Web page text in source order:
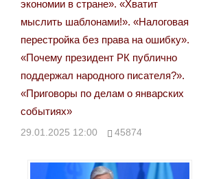
экономии в стране». «Хватит
мыслить шаблонами!». «Налоговая
перестройка без права на ошибку».
«Почему президент РК публично
поддержал народного писателя?».
«Приговоры по делам о январских
событиях»
29.01.2025 12:00 45874